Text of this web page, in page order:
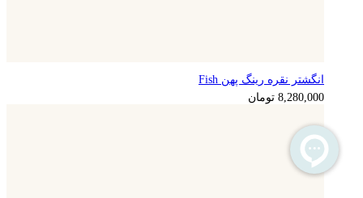
2,070,000 تومان
انگشتر نقره رینگ پهن Fish
8,280,000 تومان